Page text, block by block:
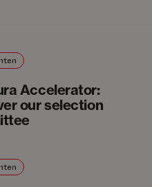
Accelerator:
our selection